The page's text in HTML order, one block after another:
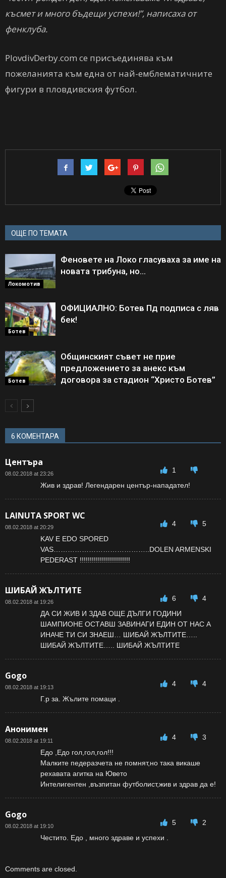
късмет и много бъдещи успехи!”, написаха от
фенклуба.
PlovdivDerby.com се присъединява към
пожеланията към една от най-емблематичните
фигури в пловдивския футбол.
ОЩЕ ПО ТЕМАТА
Локомотив
Феновете на Локо гласуваха за име на
новата трибуна, но…
Ботев
ОФИЦИАЛНО: Ботев Пд подписа с ляв
бек!
Ботев
Общинският съвет не прие
предложението за анекс към
договора за стадион “Христо Ботев”
6 КОМЕНТАРА
Центъра
08.02.2018 at 23:26
1
Жив и здрав! Легендарен център-нападател!
LAINUTA SPORT WC
08.02.2018 at 20:29 4
5
KAV E EDO SPORED
VAS…………………………………..DOLEN ARMENSKI
PEDERAST !!!!!!!!!!!!!!!!!!!!!!!!!
ШИБАЙ ЖЪЛТИТЕ
08.02.2018 at 19:26 6
4
ДА СИ ЖИВ И ЗДАВ ОЩЕ ДЪЛГИ ГОДИНИ
ШАМПИОНЕ ОСТАВШ ЗАВИНАГИ ЕДИН ОТ НАС А
ИНАЧЕ ТИ СИ ЗНАЕШ… ШИБАЙ ЖЪЛТИТЕ…..
ШИБАЙ ЖЪЛТИТЕ….. ШИБАЙ ЖЪЛТИТЕ
Gogo
08.02.2018 at 19:13 4
4
Г.р за. Жълите помаци .
Анонимен
08.02.2018 at 19:11 4
3
Едо ,Едо гол,гол,гол!!!
Малките педеразчета не помнят,но така викаше
рехавата агитка на Ювето
Интелигентен ,възпитан футболист,жив и здрав да е!
Gogo
08.02.2018 at 19:10 5
2
Честито. Едо , много здраве и успехи .
Comments are closed.